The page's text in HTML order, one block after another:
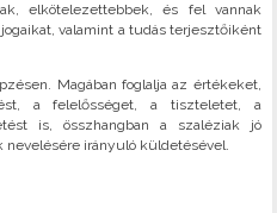
elkötelezettebbek, és fel vannak
valamint a tudás terjesztőiként
Magában foglalja az értékeket,
a felelősséget, a tiszteletet, a
is, összhangban a szaléziak jó
irányuló küldetésével.